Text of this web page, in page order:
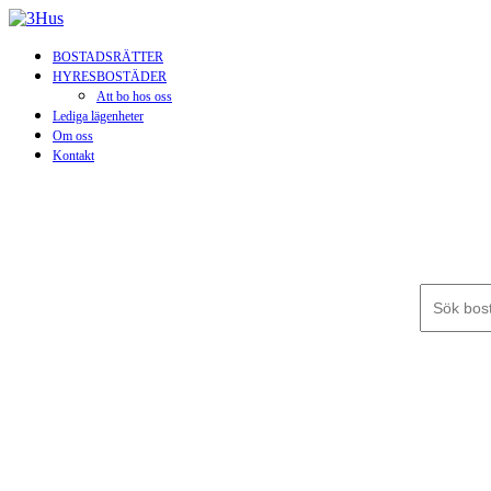
BOSTADSRÄTTER
HYRESBOSTÄDER
Att bo hos oss
Lediga lägenheter
Om oss
Kontakt